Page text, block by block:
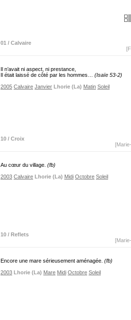
01 / Calvaire
Il n’avait ni aspect, ni prestance,
Il était laissé de côté par les hommes… (Isaïe 53-2)
2005 Calvaire Janvier Lhorie (La) Matin Soleil
10 / Croix
Au cœur du village. (fb)
2003 Calvaire Lhorie (La) Midi Octobre Soleil
10 / Reflets
Encore une mare sérieusement aménagée. (fb)
2003 Lhorie (La) Mare Midi Octobre Soleil